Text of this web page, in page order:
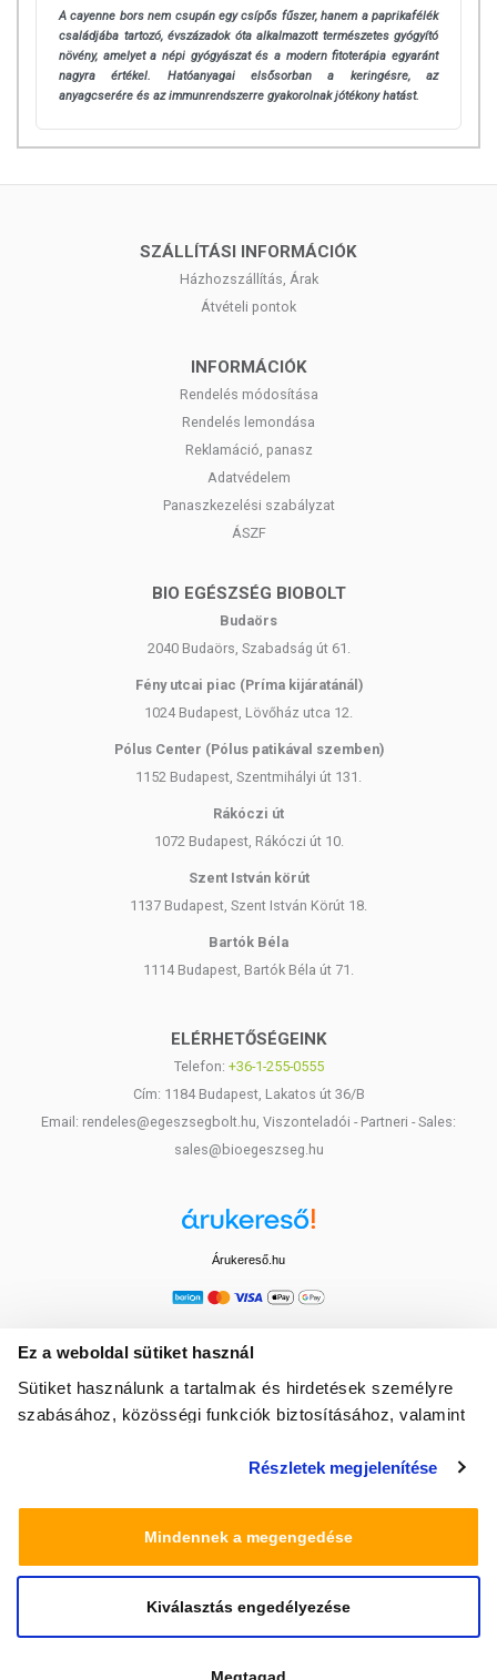
Ez a weboldal sütiket használ
Sütiket használunk a tartalmak és hirdetések személyre
szabásához, közösségi funkciók biztosításához, valamint
média-, hirdető- és elemező partnereinkkel megosztjuk az
amelyeket Ön adott meg számukra vagy az Ön által
használt más szolgáltatásokból gyűjtöttek.
Részletek megjelenítése
Mindennek a megengedése
Kiválasztás engedélyezése
A cayenne bors nem csupán egy csípős fűszer, hanem a paprikafélék
családjába tartozó, évszázadok óta alkalmazott természetes gyógyító
növény, amelyet a népi gyógyászat és a modern fitoterápia egyaránt
nagyra értékel. Hatóanyagai elsősorban a keringésre, az
anyagcserére és az immunrendszerre gyakorolnak jótékony hatást.
SZÁLLÍTÁSI INFORMÁCIÓK
Házhozszállítás, Árak
Átvételi pontok
INFORMÁCIÓK
Rendelés módosítása
Rendelés lemondása
Reklamáció, panasz
Adatvédelem
Panaszkezelési szabályzat
ÁSZF
BIO EGÉSZSÉG BIOBOLT
Budaörs
2040 Budaörs, Szabadság út 61.
Fény utcai piac (Príma kijáratánál)
1024 Budapest, Lövőház utca 12.
Pólus Center (Pólus patikával szemben)
1152 Budapest, Szentmihályi út 131.
Rákóczi út
1072 Budapest, Rákóczi út 10.
Szent István körút
1137 Budapest, Szent István Körút 18.
Bartók Béla
1114 Budapest, Bartók Béla út 71.
ELÉRHETŐSÉGEINK
Telefon: +36-1-255-0555
Cím: 1184 Budapest, Lakatos út 36/B
Email: rendeles@egeszsegbolt.hu, Viszonteladói - Partneri - Sales:
sales@bioegeszseg.hu
Árukereső.hu